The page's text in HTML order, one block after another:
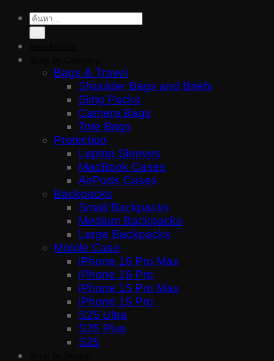
ค้นหา:
Bags & Travel
Shoulder Bags and Briefs
Sling Packs
Camera Bags
Tote Bags
Protection
Laptop Sleeves
MacBook Cases
AirPods Cases
Backpacks
Small Backpacks
Medium Backpacks
Large Backpacks
Mobile Case
iPhone 16 Pro Max
iPhone 16 Pro
iPhone 15 Pro Max
iPhone 15 Pro
S25 Ultra
S25 Plus
S25